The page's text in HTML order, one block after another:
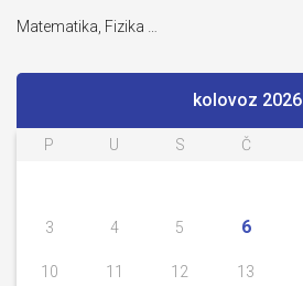
Matematika, Fizika …
kolovoz 2026
P U S Č
3 4 5 6
10 11 12 13